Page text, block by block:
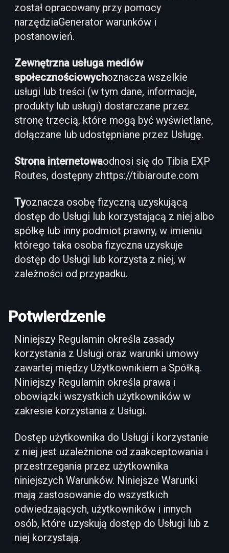
został opracowany przy pomocy
narzędziaGenerator warunków i
postanowień.
Zewnętrzna usługa mediów
społecznościowychoznacza wszelkie
usługi lub treści (w tym dane, informacje,
produkty lub usługi) dostarczane przez
stronę trzecią, które mogą być wyświetlane,
dołączane lub udostępniane przez Usługę.
Strona internetowaodnosi się do Tibia EXP
Routes, dostępny zhttps://tibiaroute.com
Tyoznacza osobę fizyczną uzyskującą
dostęp do Usługi lub korzystającą z niej albo
spółkę lub inny podmiot prawny, w imieniu
którego taka osoba fizyczna uzyskuje
dostęp do Usługi lub korzysta z niej, w
zależności od przypadku.
Potwierdzenie
Niniejszy Regulamin określa zasady
korzystania z Usługi oraz warunki umowy
zawartej między Użytkownikiem a Spółką.
Niniejszy Regulamin określa prawa i
obowiązki wszystkich użytkowników w
zakresie korzystania z Usługi.
Dostęp użytkownika do Usługi i korzystanie
z niej jest uzależnione od zaakceptowania i
przestrzegania przez użytkownika
niniejszych Warunków. Niniejsze Warunki
mają zastosowanie do wszystkich
odwiedzających, użytkowników i innych
osób, które uzyskują dostęp do Usługi lub z
niej korzystają.